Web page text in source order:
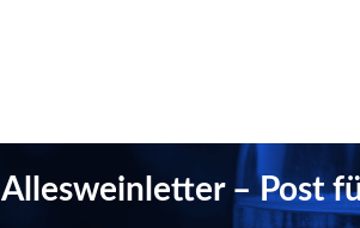
Allesweinletter – Post